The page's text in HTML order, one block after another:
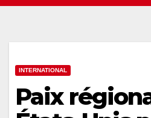
INTERNATIONAL
Paix